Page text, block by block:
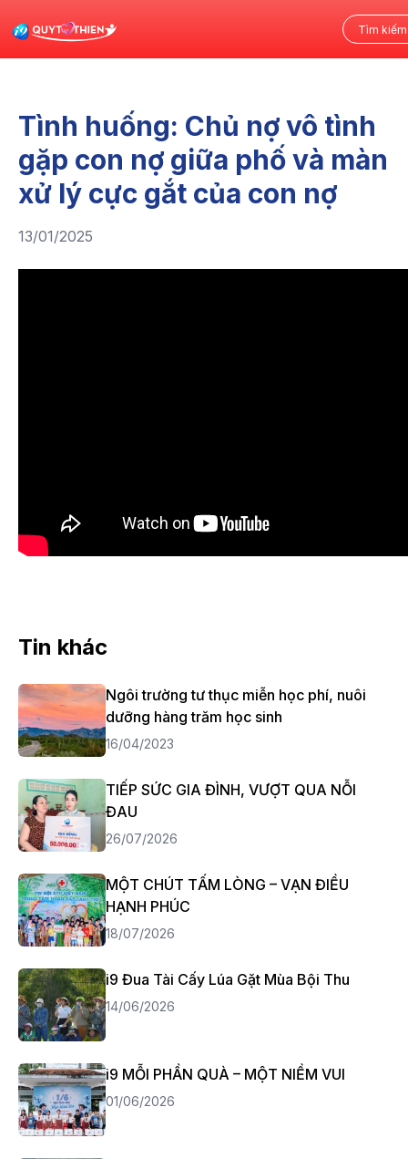
Tình huống: Chủ nợ vô tình
gặp con nợ giữa phố và màn
xử lý cực gắt của con nợ
13/01/2025
Tin khác
Ngôi trường tư thục miễn học phí, nuôi
dưỡng hàng trăm học sinh
16/04/2023
TIẾP SỨC GIA ĐÌNH, VƯỢT QUA NỖI
ĐAU
26/07/2026
MỘT CHÚT TẤM LÒNG – VẠN ĐIỀU
HẠNH PHÚC
18/07/2026
i9 Đua Tài Cấy Lúa Gặt Mùa Bội Thu
14/06/2026
i9 MỖI PHẦN QUÀ – MỘT NIỀM VUI
01/06/2026